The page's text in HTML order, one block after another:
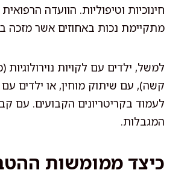
חינוכיות וטיפוליות. הוועדה
מתקיימת נכות באחוזים אשר מזכה
למשל, ילדים עם לקויות
קשה), עם שיתוק מוחין, או ילדים
לעמוד בקריטריונים הקבועים. עם
המגבלות.
כיצד ממומשות